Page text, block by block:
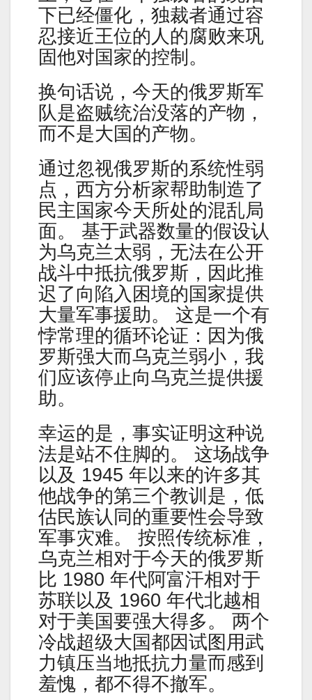
下已经僵化，独裁者通过容
忍接近王位的人的腐败来巩
固他对国家的控制。
换句话说，今天的俄罗斯军
队是盗贼统治没落的产物，
而不是大国的产物。
通过忽视俄罗斯的系统性弱
点，西方分析家帮助制造了
民主国家今天所处的混乱局
面。 基于武器数量的假设认
为乌克兰太弱，无法在公开
战斗中抵抗俄罗斯，因此推
迟了向陷入困境的国家提供
大量军事援助。 这是一个有
悖常理的循环论证：因为俄
罗斯强大而乌克兰弱小，我
们应该停止向乌克兰提供援
助。
幸运的是，事实证明这种说
法是站不住脚的。 这场战争
以及 1945 年以来的许多其
他战争的第三个教训是，低
估民族认同的重要性会导致
军事灾难。 按照传统标准，
乌克兰相对于今天的俄罗斯
比 1980 年代阿富汗相对于
苏联以及 1960 年代北越相
对于美国要强大得多。 两个
冷战超级大国都因试图用武
力镇压当地抵抗力量而感到
羞愧，都不得不撤军。